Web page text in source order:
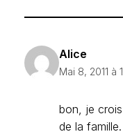
Alice
Mai 8, 2011 à
bon, je
de la